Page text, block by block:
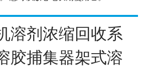
溶剂浓缩回收系
胶捕集器架式溶